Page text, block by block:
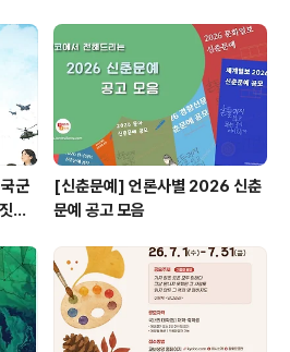
군
기
[신춘문예] 언론사별 2026 신춘
문예 공고 모음